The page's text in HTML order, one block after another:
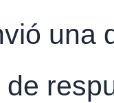
una